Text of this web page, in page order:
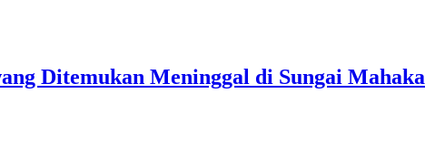
Ditemukan Meninggal di Sungai